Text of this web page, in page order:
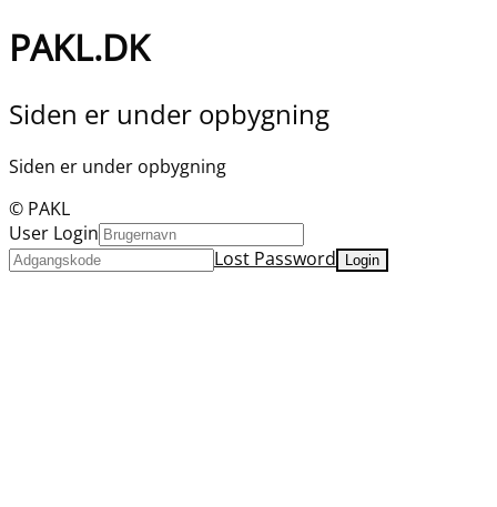
PAKL.DK
Siden er under opbygning
Siden er under opbygning
© PAKL
User Login
Lost Password